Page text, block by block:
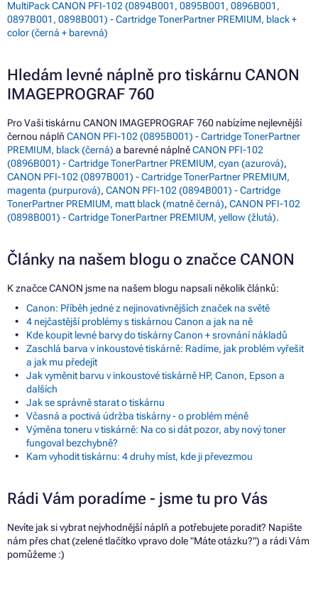
MultiPack CANON PFI-102 (0894B001, 0895B001, 0896B001,
0897B001, 0898B001) - Cartridge TonerPartner PREMIUM, black +
color (černá + barevná)
Hledám levné náplně pro tiskárnu CANON
IMAGEPROGRAF 760
Pro Vaši tiskárnu CANON IMAGEPROGRAF 760 nabízíme nejlevnější
černou náplň CANON PFI-102 (0895B001) - Cartridge TonerPartner
PREMIUM, black (černá) a barevné náplněCANON PFI-102
(0896B001) - Cartridge TonerPartner PREMIUM, cyan (azurová),
CANON PFI-102 (0897B001) - Cartridge TonerPartner PREMIUM,
magenta (purpurová), CANON PFI-102 (0894B001) - Cartridge
TonerPartner PREMIUM, matt black (matně černá), CANON PFI-102
(0898B001) - Cartridge TonerPartner PREMIUM, yellow (žlutá).
Články na našem blogu o značce CANON
K značce CANON jsme na našem blogu napsali několik článků:
Canon: Příběh jedné z nejinovativnějších značek na světě
4 nejčastější problémy s tiskárnou Canon a jak na ně
Kde koupit levné barvy do tiskárny Canon + srovnání nákladů
Zaschlá barva v inkoustové tiskárně: Radíme, jak problém vyřešit
a jak mu předejít
Jak vyměnit barvu v inkoustové tiskárně HP, Canon, Epson a
dalších
Jak se správně starat o tiskárnu
Včasná a poctivá údržba tiskárny - o problém méně
Výměna toneru v tiskárně: Na co si dát pozor, aby nový toner
fungoval bezchybně?
Kam vyhodit tiskárnu: 4 druhy míst, kde ji převezmou
Rádi Vám poradíme - jsme tu pro Vás
Nevíte jak si vybrat nejvhodnější náplň a potřebujete poradit? Napište
nám přes chat (zelené tlačítko vpravo dole "Máte otázku?") a rádi Vám
pomůžeme :)